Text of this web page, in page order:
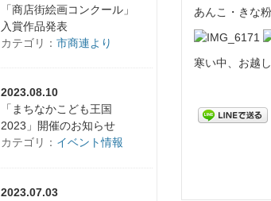
あんこ・きな
寒い中、お越
「商店街絵画コンクール」
入賞作品発表
カテゴリ： 市商連より
2023.08.10
「まちなかこども王国
2023」開催のお知らせ
カテゴリ： イベント情報
2023.07.03